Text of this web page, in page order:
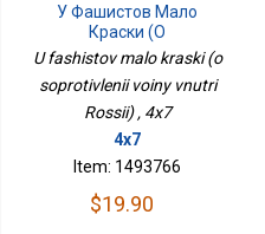
У Фашистов Мало
Краски (о
Сопротивлении Войны
U fashistov malo kraski (o
soprotivlenii voiny vnutri
Rossii) , 4x7
4x7
Item: 1493766
$19.90